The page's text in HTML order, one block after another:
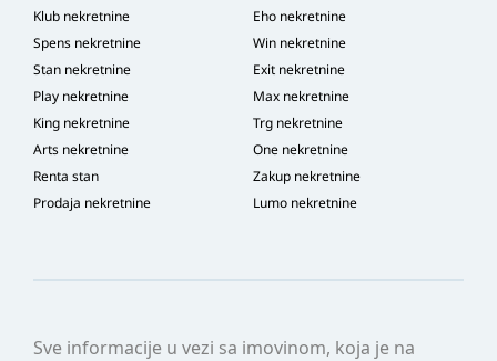
Sve informacije u vezi sa imovinom, koja je na
Klub nekretnine
Eho nekretnine
Spens nekretnine
Win nekretnine
Stan nekretnine
Exit nekretnine
Play nekretnine
Max nekretnine
King nekretnine
Trg nekretnine
Arts nekretnine
One nekretnine
Renta stan
Zakup nekretnine
Prodaja nekretnine
Lumo nekretnine